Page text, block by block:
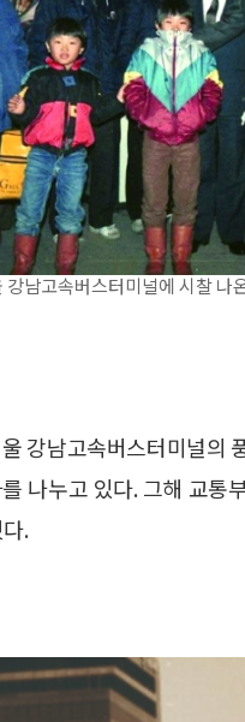
남고속버스터미널에 시찰 나
강남고속버스터미널의
나누고 있다. 그해 교통
.